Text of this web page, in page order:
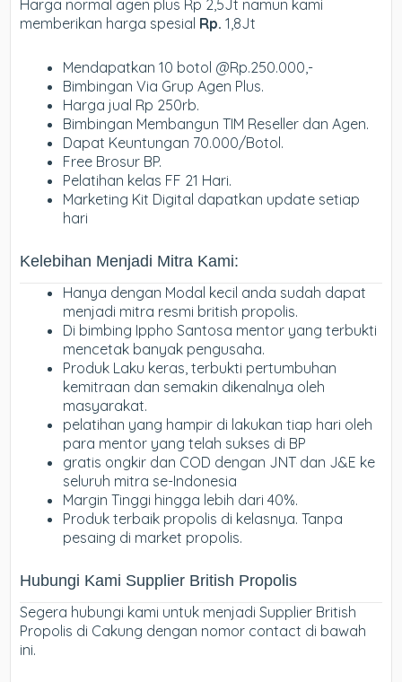
Harga normal agen plus Rp 2,5Jt namun kami
memberikan harga spesial Rp. 1,8Jt
Mendapatkan 10 botol @Rp.250.000,-
Bimbingan Via Grup Agen Plus.
Harga jual Rp 250rb.
Bimbingan Membangun TIM Reseller dan Agen.
Dapat Keuntungan 70.000/Botol.
Free Brosur BP.
Pelatihan kelas FF 21 Hari.
Marketing Kit Digital dapatkan update setiap
hari
Kelebihan Menjadi Mitra Kami:
Hanya dengan Modal kecil anda sudah dapat
menjadi mitra resmi british propolis.
Di bimbing Ippho Santosa mentor yang terbukti
mencetak banyak pengusaha.
Produk Laku keras, terbukti pertumbuhan
kemitraan dan semakin dikenalnya oleh
masyarakat.
pelatihan yang hampir di lakukan tiap hari oleh
para mentor yang telah sukses di BP
gratis ongkir dan COD dengan JNT dan J&E ke
seluruh mitra se-Indonesia
Margin Tinggi hingga lebih dari 40%.
Produk terbaik propolis di kelasnya. Tanpa
pesaing di market propolis.
Hubungi Kami Supplier British Propolis
Segera hubungi kami untuk menjadi Supplier British
Propolis di Cakung dengan nomor contact di bawah
ini.